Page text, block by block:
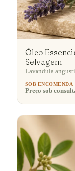
Óleo
Selvagem
Lavandula
SOB ENCOMENDA
Preço sob